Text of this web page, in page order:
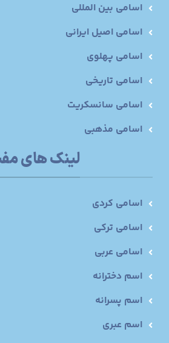
اسامی بین المللی
اسامی اصیل ایرانی
اسامی پهلوی
اسامی تاریخی
اسامی سانسکریت
اسامی مذهبی
لینک های
اسامی کردی
اسامی ترکی
اسامی عربی
اسم دخترانه
اسم پسرانه
اسم عبری